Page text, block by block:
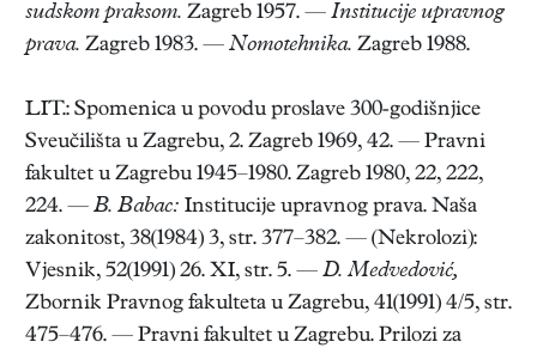
sudskom praksom. Zagreb 1957. — Institucije upravnog
prava. Zagreb 1983. — Nomotehnika. Zagreb 1988.
LIT.: Spomenica u povodu proslave 300-godišnjice
Sveučilišta u Zagrebu, 2. Zagreb 1969, 42. — Pravni
fakultet u Zagrebu 1945–1980. Zagreb 1980, 22, 222,
224. — B. Babac: Institucije upravnog prava. Naša
zakonitost, 38(1984) 3, str. 377–382. — (Nekrolozi):
Vjesnik, 52(1991) 26. XI, str. 5. — D. Medvedović,
Zbornik Pravnog fakulteta u Zagrebu, 41(1991) 4/5, str.
475–476. — Pravni fakultet u Zagrebu. Prilozi za